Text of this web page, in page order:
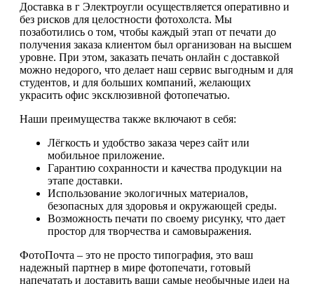
Доставка в г Электроугли осуществляется оперативно и
без рисков для целостности фотохолста. Мы
позаботились о том, чтобы каждый этап от печати до
получения заказа клиентом был организован на высшем
уровне. При этом, заказать печать онлайн с доставкой
можно недорого, что делает наш сервис выгодным и для
студентов, и для больших компаний, желающих
украсить офис эксклюзивной фотопечатью.
Наши преимущества также включают в себя:
Лёгкость и удобство заказа через сайт или
мобильное приложение.
Гарантию сохранности и качества продукции на
этапе доставки.
Использование экологичных материалов,
безопасных для здоровья и окружающей среды.
Возможность печати по своему рисунку, что дает
простор для творчества и самовыражения.
ФотоПочта – это не просто типография, это ваш
надежный партнер в мире фотопечати, готовый
напечатать и доставить ваши самые необычные идеи на